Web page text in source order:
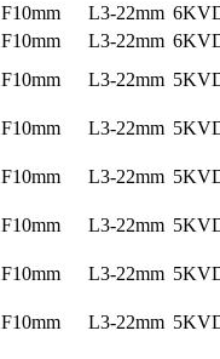
F10mm L3-22mm
F10mm L3-22mm
F10mm L3-22mm
F10mm L3-22mm
F10mm L3-22mm
F10mm L3-22mm
F10mm L3-22mm
F10mm L3-22mm